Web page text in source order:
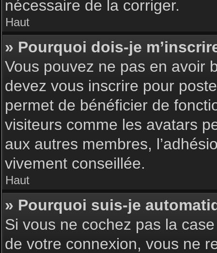
nécessaire de la corriger.
Haut
» Pourquoi dois-je
Vous pouvez ne pas en avoir
devez vous inscrire pour
permet de bénéficier de
visiteurs comme les avatars
aux autres membres,
vivement conseillée.
Haut
» Pourquoi suis-je
Si vous ne cochez pas la
de votre connexion, vous ne